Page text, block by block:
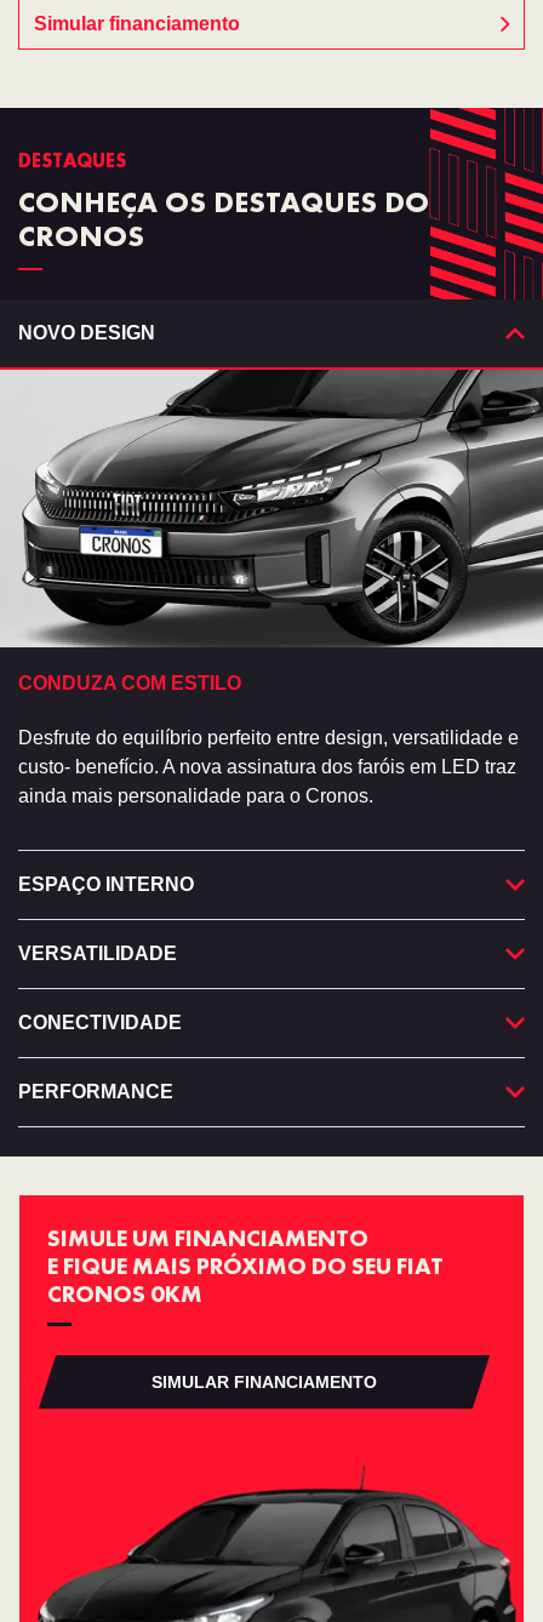
Simular financiamento
DESTAQUES
CONHEÇA OS DESTAQUES DO
CRONOS
NOVO DESIGN
CONDUZA COM ESTILO
Desfrute do equilíbrio perfeito entre design, versatilidade e
custo- benefício. A nova assinatura dos faróis em LED traz
ainda mais personalidade para o Cronos.
ESPAÇO INTERNO
VERSATILIDADE
CONECTIVIDADE
PERFORMANCE
SIMULE UM FINANCIAMENTO
E FIQUE MAIS PRÓXIMO DO SEU FIAT
CRONOS 0KM
SIMULAR FINANCIAMENTO